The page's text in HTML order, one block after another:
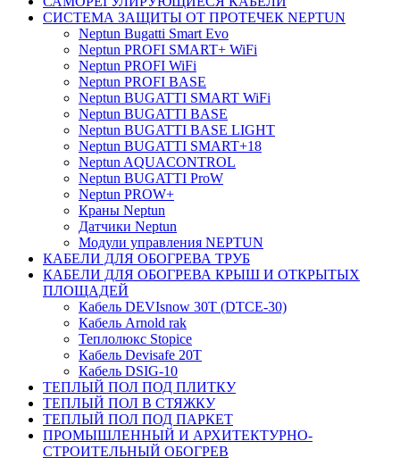
СИСТЕМА ЗАЩИТЫ ОТ ПРОТЕЧЕК NEPTUN
Neptun Bugatti Smart Evo
Neptun PROFI SMART+ WiFi
Neptun PROFI WiFi
Neptun PROFI BASE
Neptun BUGATTI SMART WiFi
Neptun BUGATTI BASE
Neptun BUGATTI BASE LIGHT
Neptun BUGATTI SMART+18
Neptun AQUACONTROL
Neptun BUGATTI ProW
Neptun PROW+
Краны Neptun
Датчики Neptun
Модули управления NEPTUN
КАБЕЛИ ДЛЯ ОБОГРЕВА ТРУБ
КАБЕЛИ ДЛЯ ОБОГРЕВА КРЫШ И ОТКРЫТЫХ
ПЛОЩАДЕЙ
Кабель DEVIsnow 30Т (DTCE-30)
Кабель Arnold rak
Теплолюкс Stopice
Кабель Devisafe 20T
Кабель DSIG-10
ТЕПЛЫЙ ПОЛ ПОД ПЛИТКУ
ТЕПЛЫЙ ПОЛ В СТЯЖКУ
ТЕПЛЫЙ ПОЛ ПОД ПАРКЕТ
ПРОМЫШЛЕННЫЙ И АРХИТЕКТУРНО-
СТРОИТЕЛЬНЫЙ ОБОГРЕВ